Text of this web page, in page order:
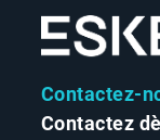
Contactez-
Contactez